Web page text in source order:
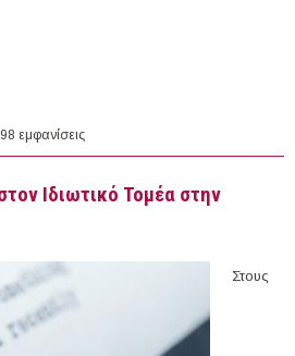
με Σύμβαση Μίσθωσης Έργου στην
Επιχείρηση ∆ήµου Ρεθύµνης
εμφανίσεις
Ιδιωτικό Τομέα στην
Στους